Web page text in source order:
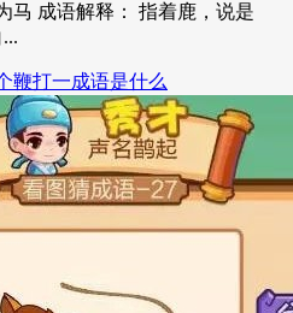
马 成语解释： 指着鹿，说是
鞭打一成语是什么